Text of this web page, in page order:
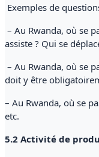
Exemples de
– Au Rwanda, où se
assiste ? Qui se
– Au Rwanda, où se
doit y être
– Au Rwanda, où se
etc.
5.2 Activité de